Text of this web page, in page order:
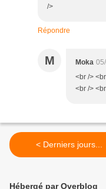
/>
Répondre
M Moka
<br />
<br />
< Derniers jours...
Hébergé par Overblog